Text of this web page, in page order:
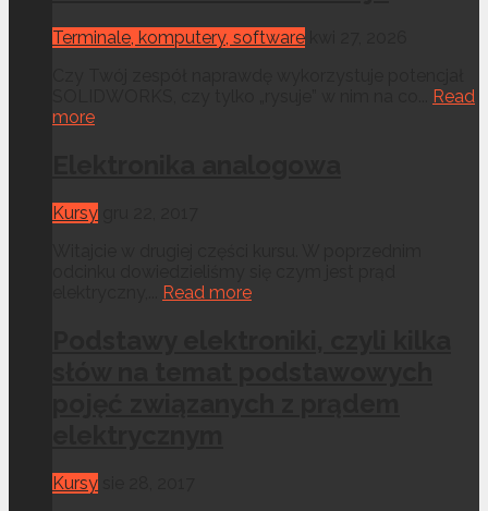
Terminale, komputery, software
Read
more
Kursy
Read more
Kursy